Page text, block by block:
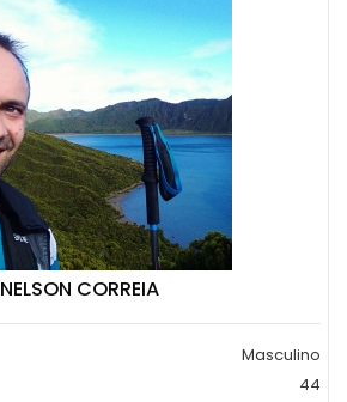
NELSON CORREIA
Masculino
44